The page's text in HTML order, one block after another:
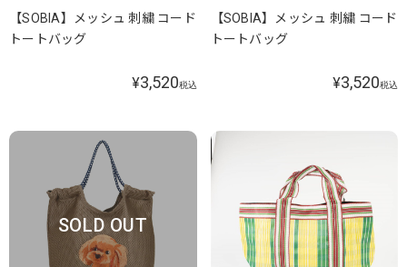
【SOBIA】メッシュ 刺繍 コード
トートバッグ
¥3,520税込
【SOBIA】メッシュ 刺繍 コード
トートバッグ
¥3,520税込
SOLD OUT